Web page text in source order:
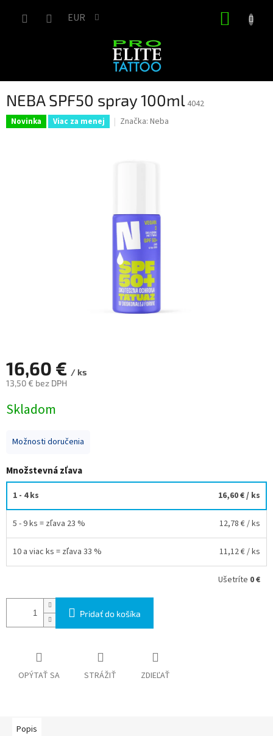
EUR
NEBA SPF50 spray 100ml 4042
Novinka Viac za menej Značka: Neba
16,60 € / ks
13,50 € bez DPH
cena:
Skladom
Možnosti doručenia
Množstevná zľava
1 - 4 ks 16,60 €/ ks
5 - 9 ks = zľava 23 % 12,78 €/ ks
10 a viac ks = zľava 33 % 11,12 €/ ks
Ušetríte 0 €
Pridať do košíka
OPÝTAŤ SA STRÁŽIŤ ZDIEĽAŤ
Popis